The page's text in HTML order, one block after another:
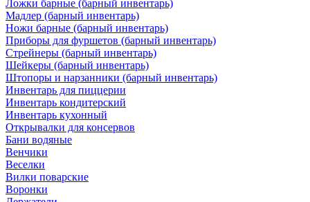
Ложки барные (барный инвентарь)
Мадлер (барный инвентарь)
Ножи барные (барный инвентарь)
Приборы для фуршетов (барный инвентарь)
Стрейнеры (барный инвентарь)
Шейкеры (барный инвентарь)
Штопоры и нарзанники (барный инвентарь)
Инвентарь для пиццерии
Инвентарь кондитерский
Инвентарь кухонный
Открывалки для консервов
Бани водяные
Венчики
Веселки
Вилки поварские
Воронки